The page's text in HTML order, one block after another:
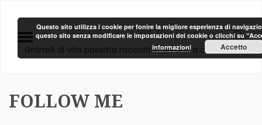
Area Creativa
Granelli di vita passata raccolti in un unica clessidra!
FOLLOW ME
Questo sito utilizza i cookie per fonire la migliore esperienza di
questo sito senza modificare le impostazioni dei cookie o clicchi su
informazioni
Accetto